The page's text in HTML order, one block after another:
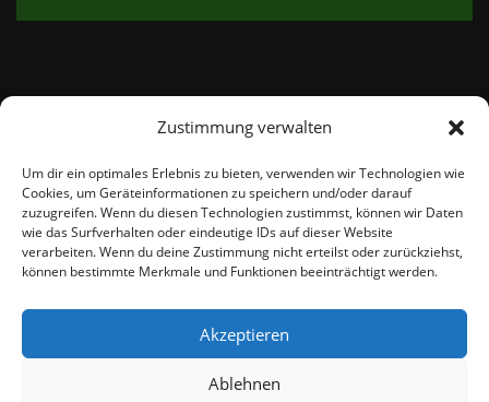
Zustimmung verwalten
Um dir ein optimales Erlebnis zu bieten, verwenden wir Technologien wie
Cookies, um Geräteinformationen zu speichern und/oder darauf
zuzugreifen. Wenn du diesen Technologien zustimmst, können wir Daten
wie das Surfverhalten oder eindeutige IDs auf dieser Website
verarbeiten. Wenn du deine Zustimmung nicht erteilst oder zurückziehst,
können bestimmte Merkmale und Funktionen beeinträchtigt werden.
Akzeptieren
Ablehnen
email: info@thetweedshop.de
Kvk Nummer: 88959732
MWSnr: NL864836247B01